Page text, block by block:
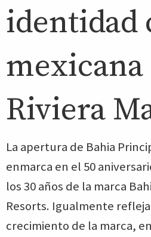
identidad
mexicana
Riviera
La apertura de Bahia
enmarca en el 50
los 30 años de la marca
Resorts. Igualmente
crecimiento de la marca,